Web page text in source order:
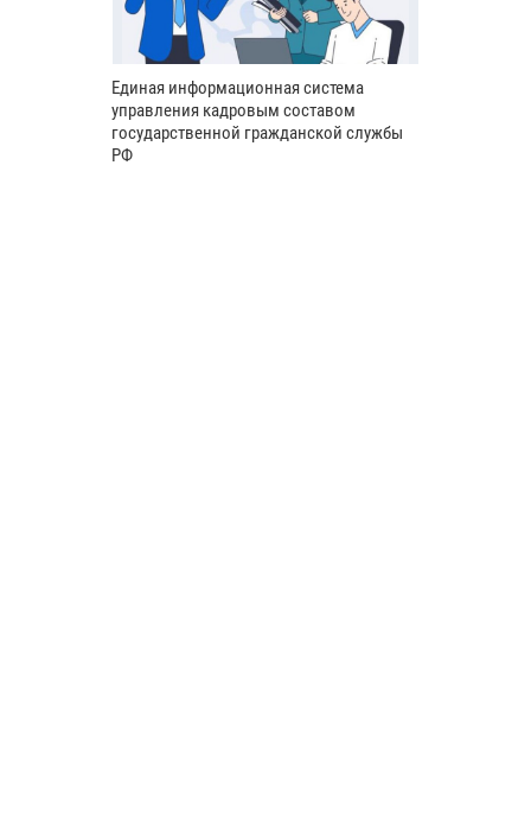
Единая информационная система
управления кадровым составом
государственной гражданской службы
РФ